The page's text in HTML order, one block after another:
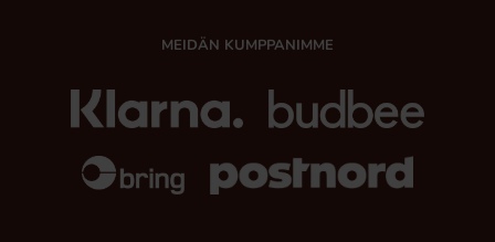
MEIDÄN KUMPPANIMME